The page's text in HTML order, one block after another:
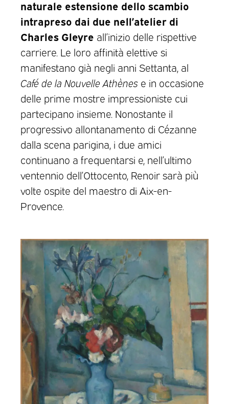
naturale estensione dello scambio
intrapreso dai due nell’atelier di
Charles Gleyre all’inizio delle rispettive
carriere. Le loro affinità elettive si
manifestano già negli anni Settanta, al
Café de la Nouvelle Athènes e in occasione
delle prime mostre impressioniste cui
partecipano insieme. Nonostante il
progressivo allontanamento di Cézanne
dalla scena parigina, i due amici
continuano a frequentarsi e, nell’ultimo
ventennio dell’Ottocento, Renoir sarà più
volte ospite del maestro di Aix-en-
Provence.